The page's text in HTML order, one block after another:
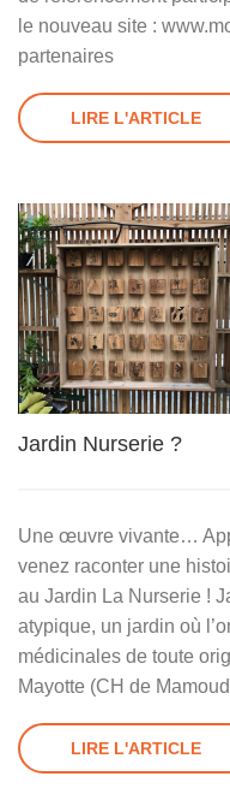
le nouveau site :
partenaires
LIRE L'ARTICLE
Jardin Nurserie ?
Une œuvre vivante…
venez raconter une
au Jardin La Nurserie !
atypique, un jardin où
médicinales de toute
Mayotte (CH de
LIRE L'ARTICLE